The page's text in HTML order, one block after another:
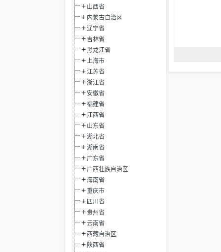
山西省
内蒙古自治区
辽宁省
吉林省
黑龙江省
上海市
江苏省
浙江省
安徽省
福建省
江西省
山东省
湖北省
湖南省
广东省
广西壮族自治区
海南省
重庆市
四川省
贵州省
云南省
西藏自治区
陕西省